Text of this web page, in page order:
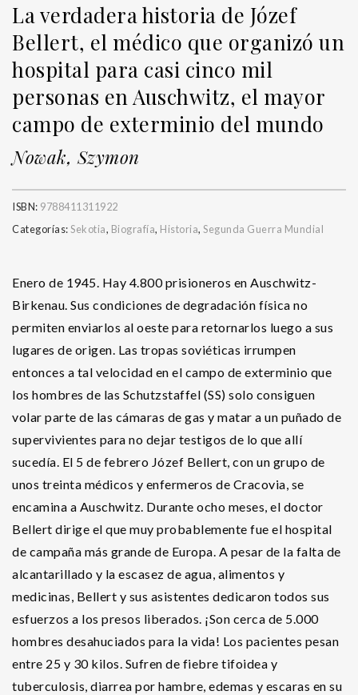
La verdadera historia de Józef
Bellert, el médico que organizó un
hospital para casi cinco mil
personas en Auschwitz, el mayor
campo de exterminio del mundo
Nowak, Szymon
ISBN: 9788411311922
Categorías:Sekotia, Biografía, Historia, Segunda Guerra Mundial
Enero de 1945. Hay 4.800 prisioneros en Auschwitz-
Birkenau. Sus condiciones de degradación física no
permiten enviarlos al oeste para retornarlos luego a sus
lugares de origen. Las tropas soviéticas irrumpen
entonces a tal velocidad en el campo de exterminio que
los hombres de las Schutzstaffel (SS) solo consiguen
volar parte de las cámaras de gas y matar a un puñado de
supervivientes para no dejar testigos de lo que allí
sucedía. El 5 de febrero Józef Bellert, con un grupo de
unos treinta médicos y enfermeros de Cracovia, se
encamina a Auschwitz. Durante ocho meses, el doctor
Bellert dirige el que muy probablemente fue el hospital
de campaña más grande de Europa. A pesar de la falta de
alcantarillado y la escasez de agua, alimentos y
medicinas, Bellert y sus asistentes dedicaron todos sus
esfuerzos a los presos liberados. ¡Son cerca de 5.000
hombres desahuciados para la vida! Los pacientes pesan
entre 25 y 30 kilos. Sufren de fiebre tifoidea y
tuberculosis, diarrea por hambre, edemas y escaras en su